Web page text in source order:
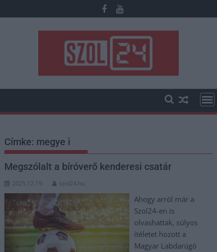
to
Címke: megye i
Megszólalt a bíróverő kenderesi csatár
2025.12.19. szol24.hu
Ahogy arról már a
Szol24-en is
olvashattak, súlyos
ítéletet hozott a
Magyar Labdarúgó